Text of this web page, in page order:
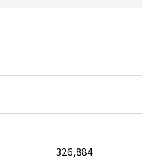
326,884